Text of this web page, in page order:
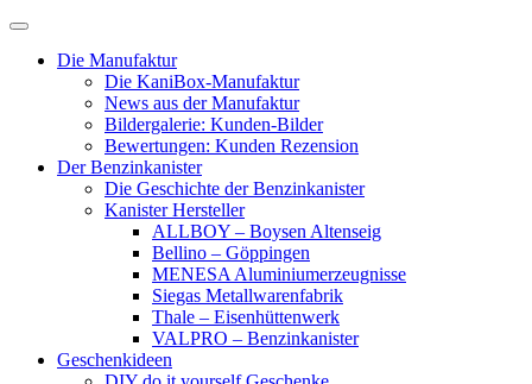
Skip
contentDie Manufaktur
Die KaniBox-Manufaktur
News aus der Manufaktur
Bildergalerie: Kunden-Bilder
Bewertungen: Kunden Rezension
Der Benzinkanister
Die Geschichte der Benzinkanister
Kanister Hersteller
ALLBOY – Boysen Altenseig
Bellino – Göppingen
MENESA Aluminiumerzeugnisse
Siegas Metallwarenfabrik
Thale – Eisenhüttenwerk
VALPRO – Benzinkanister
Geschenkideen